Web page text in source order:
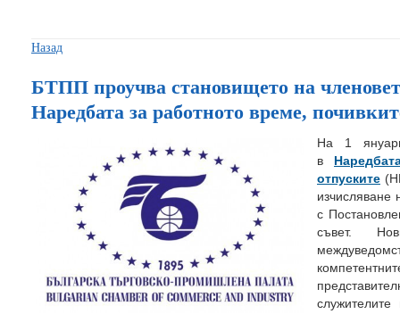
Назад
БТПП проучва становището на
Наредбата за работното време,
На 1
в
отпуските
изчисляване
с
съвет.